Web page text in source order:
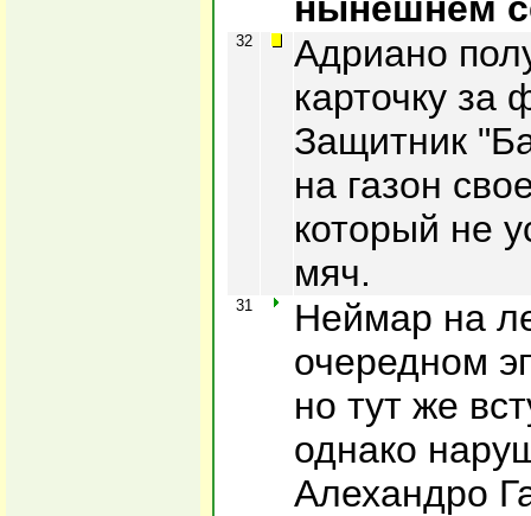
32
Адриано
карточку за
Защитник
на газон
который не
мяч.
31
Неймар на
очередном
но тут же
однако
Алехандро